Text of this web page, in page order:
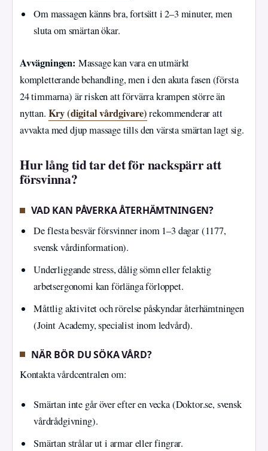
Om massagen känns bra, fortsätt i 2–3 minuter, men
sluta om smärtan ökar.
Avvägningen: Massage kan vara en utmärkt
kompletterande behandling, men i den akuta fasen (första
24 timmarna) är risken att förvärra krampen större än
nyttan. Kry (digital vårdgivare)rekommenderar att
avvakta med djup massage tills den värsta smärtan lagt sig.
Hur lång tid tar det för nackspärr att
försvinna?
VAD KAN PÅVERKA ÅTERHÄMTNINGEN?
De flesta besvär försvinner inom 1–3 dagar (1177,
svensk vårdinformation).
Underliggande stress, dålig sömn eller felaktig
arbetsergonomi kan förlänga förloppet.
Måttlig aktivitet och rörelse påskyndar återhämtningen
(Joint Academy, specialist inom ledvård).
NÄR BÖR DU SÖKA VÅRD?
Kontakta vårdcentralen om:
Smärtan inte går över efter en vecka (Doktor.se, svensk
vårdrådgivning).
Smärtan strålar ut i armar eller fingrar.